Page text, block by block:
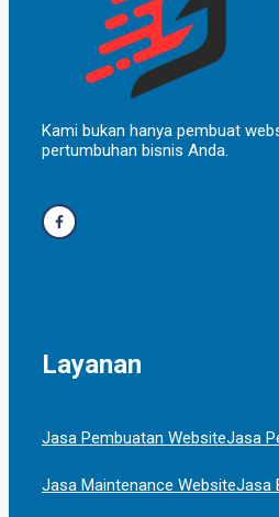
Kami bukan hanya pembuat
pertumbuhan bisnis Anda.
Layanan
Jasa Pembuatan WebsiteJasa
Jasa Maintenance WebsiteJasa